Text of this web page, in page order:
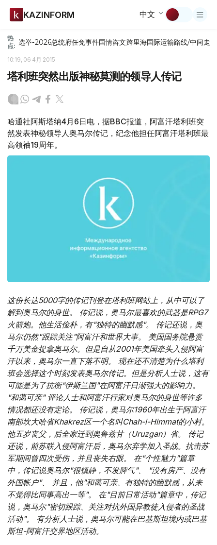
KAZINFORM 中文
热
点: 选举-2026总统府任免事件国情咨文跨里海国际运输路线/中间走廊
10:19, 06 4月 2015
塔利班突然出版神秘莫测的领导人传记
哈通社阿斯塔纳4月6日电，据BBC报道，阿富汗塔利班突
然发表神秘领导人奥马尔传记，纪念他担任阿富汗塔利班最
高领袖19周年。
这份长达5000字的传记刊登在塔利班网站上，从中可以了
解到奥马尔的身世。 传记说，奥马尔最喜欢的武器是RPG7
火箭炮。他生活俭朴，有"独特的幽默感"。 传记还说，奥
马尔仍然"跟踪关注"阿富汗和世界大事。 美国国务院悬赏
千万美金捉拿奥马尔。但是自从2001年美国牵头入侵阿富
汗以来，奥马尔一直下落不明。 现在还不清楚为什么塔利
班会选择这个时刻发表奥马尔传记。但是分析人士说，这有
可能是为了抗衡"伊斯兰国"在阿富汗日渐强大的影响力。
"和蔼可亲" 评论人士和阿富汗行家对奥马尔的身世等许多
情况都还没有定论。 传记说，奥马尔1960年出生于阿富汗
南部坎大哈省Khakrez区一个名叫Chah-i-Himmat的小村。
他五岁丧父，后全家迁到奥鲁兹甘（Uruzgan）省。 传记
还说，前苏联入侵阿富汗后，奥马尔弃学加入圣战。抗击苏
军期间曾四次受伤，并且丧失右眼。 在"个性魅力"篇章
中，传记说奥马尔"很镇静，不发脾气"、 "没有房产、没有
外国帐户"、 并且，他"和蔼可亲、有独特的幽默感，从来
不觉得比同事高出一等"。 在"目前日常活动"篇章中，传记
说，奥马尔"密切跟踪、关注对抗外国异教徒入侵者的圣战
活动"。 有分析人士说，奥马尔可能在巴基斯坦境内或巴基
斯坦-阿富汗交界地区活动。